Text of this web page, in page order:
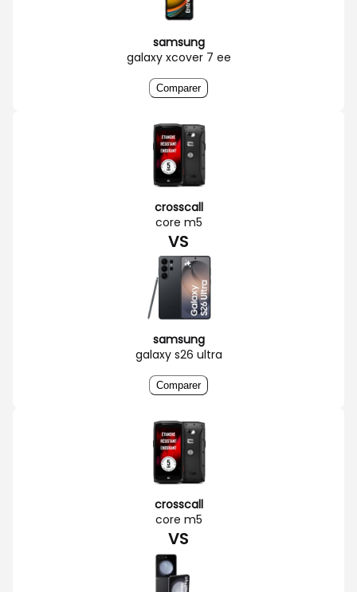
samsung
galaxy xcover 7 ee
Comparer
crosscall
core m5
VS
samsung
galaxy s26 ultra
Comparer
crosscall
core m5
VS